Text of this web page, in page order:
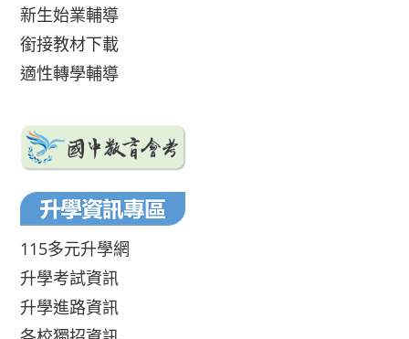
新生始業輔導
銜接教材下載
適性轉學輔導
115多元升學網
升學考試資訊
升學進路資訊